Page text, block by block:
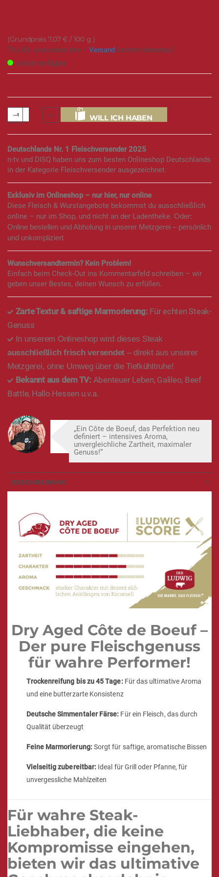
7,07 €/ 100 g
7% USt. sind schon drin –Versand kommt obendrauf.
sofort verfügbar
WILL ICH HABEN
Deutschlands Nr. 1 Fleischversender 2025
n-tv und DISQ haben uns zum besten Onlineshop Deutschlands
in der Kategorie Fleischversender ausgezeichnet.
Exklusiv im Onlineshop – nur hier, nur online
Diese Fleisch & Wurstangebote bekommst du ausschließlich
online – nur im Shop, und nicht an der Ladentheke. Oder:
Online bestellen und Abholung in unserer Metzgerei – persönlich
und unkompliziert
Wunschversandtermin? Kein Problem!
Einfach beim Check-Out ins Kommentarfeld schreiben – wir
geben unser Bestes, deinen Wunsch zu erfüllen.
Zarte Textur & saftige Marmorierung: Für echten Steak-
Genuss
In unserem Onlineshop wird dieses Steak
ausschließlich frisch versendet – direkt aus unserer
Metzgerei, ohne Umweg über die Tiefkühltruhe!
Bekannt aus dem TV: Abenteuer Leben, Galileo, Beef
Battle, Hallo Hessen u.v.a.
„Ein Côte de Boeuf, das Perfektion neu
definiert – intensives Aroma,
unvergleichliche Zartheit, maximaler
Genuss!“
BESCHREIBUNG
Dry Aged Côte de Boeuf –
Der pure Fleischgenuss
für wahre Performer!
Trockenreifung bis zu 45 Tage: Für das ultimative Aroma
und eine butterzarte Konsistenz
Deutsche Simmentaler Färse: Für ein Fleisch, das durch
Qualität überzeugt
Feine Marmorierung:Sorgt für saftige, aromatische Bissen
Vielseitig zubereitbar: Ideal für Grill oder Pfanne, für
unvergessliche Mahlzeiten
Für wahre Steak-
Liebhaber, die keine
Kompromisse eingehen,
bieten wir das ultimative